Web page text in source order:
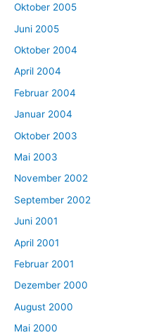
Oktober 2005
Juni 2005
Oktober 2004
April 2004
Februar 2004
Januar 2004
Oktober 2003
Mai 2003
November 2002
September 2002
Juni 2001
April 2001
Februar 2001
Dezember 2000
August 2000
Mai 2000